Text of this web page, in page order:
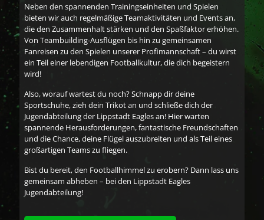
Neben den spannenden Trainingseinheiten und Spielen
bieten wir auch regelmäßige Teamaktivitäten und Events an,
die den Zusammenhalt stärken und den Spaßfaktor erhöhen.
Von Teambuilding-Ausflügen bis hin zu gemeinsamen
Fanreisen zu den Spielen unserer Profimannschaft – du wirst
ein Teil einer lebendigen Footballkultur, die dich begeistern
wird!
Also, worauf wartest du noch? Schnapp dir deine
Sportschuhe, zieh dein Trikot an und schließe dich der
Jugendabteilung der Lippstadt Eagles an! Hier warten
spannende Herausforderungen, fantastische Freundschaften
und die Chance, deine Flügel auszubreiten und als Teil eines
großartigen Teams zu fliegen.
Bist du bereit, den Footballhimmel zu erobern? Dann lass uns
gemeinsam abheben – bei den Lippstadt Eagles
Jugendabteilung!